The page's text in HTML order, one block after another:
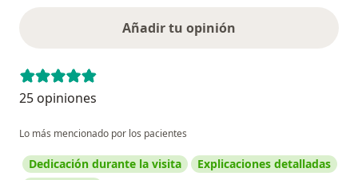
Añadir tu opinión
25 opiniones
Lo más mencionado por los pacientes
Dedicación durante la visita
Explicaciones detalladas